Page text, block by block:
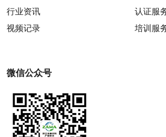
行业资讯
视频记录
认证服
培训服
微信公众号